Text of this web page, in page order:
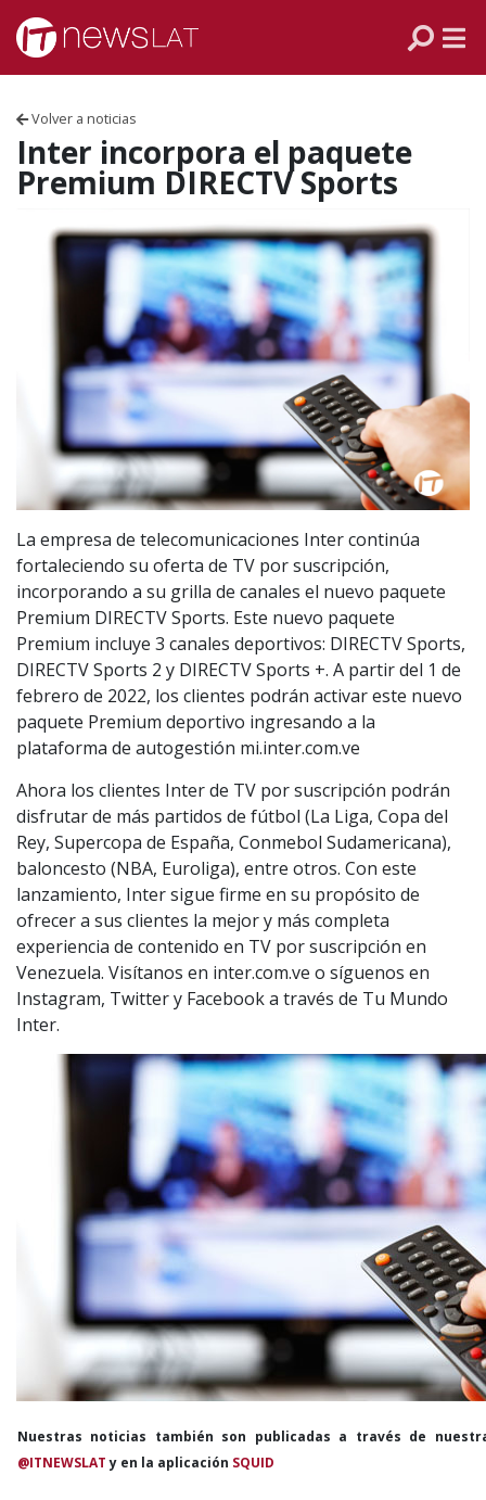
Skip to content
Volver a noticias
Inter incorpora el paquete
Premium DIRECTV Sports
La empresa de telecomunicaciones Inter continúa
fortaleciendo su oferta de TV por suscripción,
incorporando a su grilla de canales el nuevo paquete
Premium DIRECTV Sports. Este nuevo paquete
Premium incluye 3 canales deportivos: DIRECTV Sports,
DIRECTV Sports 2 y DIRECTV Sports +. A partir del 1 de
febrero de 2022, los clientes podrán activar este nuevo
paquete Premium deportivo ingresando a la
plataforma de autogestión mi.inter.com.ve
Ahora los clientes Inter de TV por suscripción podrán
disfrutar de más partidos de fútbol (La Liga, Copa del
Rey, Supercopa de España, Conmebol Sudamericana),
baloncesto (NBA, Euroliga), entre otros. Con este
lanzamiento, Inter sigue firme en su propósito de
ofrecer a sus clientes la mejor y más completa
experiencia de contenido en TV por suscripción en
Venezuela. Visítanos en inter.com.ve o síguenos en
Instagram, Twitter y Facebook a través de Tu Mundo
Inter.
Nuestras noticias también son publicadas a través de
@ITNEWSLATy en la aplicación SQUID
VENEZUELA
ECUADOR
PERÚ
CHILE
ARGENTINA